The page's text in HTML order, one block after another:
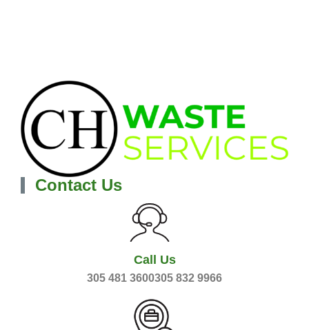
Contact Us
Call Us
305 481 3600305 832 9966